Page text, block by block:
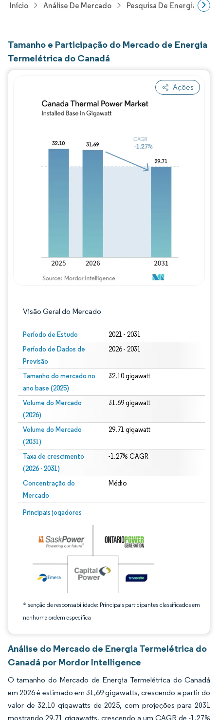
Início Análise De Mercado Pesquisa De Energia E
Tamanho e Participação do Mercado de Energia
Termelétrica do Canadá
Ações
Visão Geral do Mercado
Período de Estudo 2021 - 2031
Período de Dados de
Previsão
2026 - 2031
Tamanho do mercado no
ano base (2025)
32.10 gigawatt
Volume do Mercado
(2026)
31.69 gigawatt
Volume do Mercado
(2031)
29.71 gigawatt
Taxa de crescimento
(2026 - 2031)
-1.27% CAGR
Concentração do
Mercado
Médio
Principais jogadores
*Isenção de responsabilidade: Principais participantes classificados em
nenhuma ordem específica
Imagem © Mordor Intelligence. O reuso requer atribuição conforme CC BY 4.0.
Análise do Mercado de Energia Termelétrica do
Canadá por Mordor Intelligence
O tamanho do Mercado de Energia Termelétrica do Canadá
em 2026 é estimado em 31,69 gigawatts, crescendo a partir do
valor de 32,10 gigawatts de 2025, com projeções para 2031
mostrando 29,71 gigawatts, crescendo a um CAGR de -1,27%